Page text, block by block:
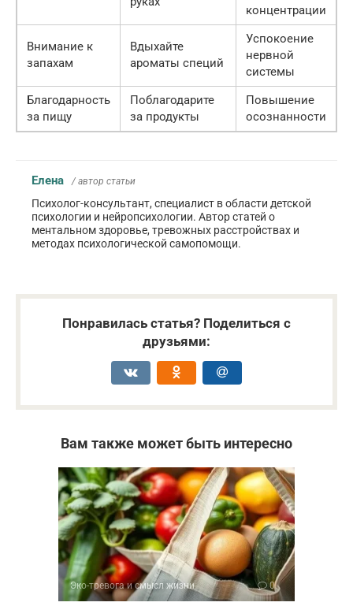
концентрации
Внимание к
запахам
Вдыхайте
ароматы специй
Успокоение
нервной
системы
Благодарность
за пищу
Поблагодарите
за продукты
Повышение
осознанности
Елена / автор статьи
Психолог-консультант, специалист в области детской
психологии и нейропсихологии. Автор статей о
ментальном здоровье, тревожных расстройствах и
методах психологической самопомощи.
Понравилась статья? Поделиться с
друзьями:
Вам также может быть интересно
Эко-тревога и смысл жизни 0